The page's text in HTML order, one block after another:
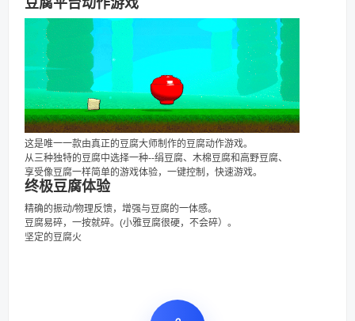
豆腐平台动作游戏
这是唯一一款由真正的豆腐大师制作的豆腐动作游戏。
从三种独特的豆腐中选择一种--绢豆腐、木棉豆腐和高野豆腐、
享受像豆腐一样简单的游戏体验，一键控制，快速游戏。
终极豆腐体验
精确的振动/物理反馈，增强与豆腐的一体感。
豆腐易碎，一按就碎。(小雅豆腐很硬，不会碎）。
坚定的豆腐火